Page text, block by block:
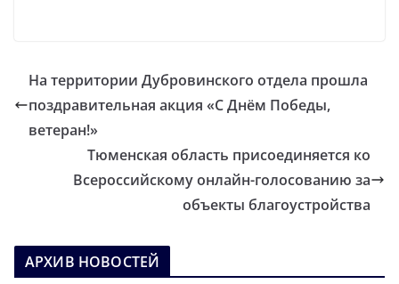
На территории Дубровинского отдела прошла
поздравительная акция «С Днём Победы,
ветеран!»
Тюменская область присоединяется ко
Всероссийскому онлайн-голосованию за
объекты благоустройства
АРХИВ НОВОСТЕЙ